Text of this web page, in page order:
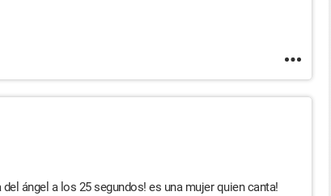
ángel a los 25 segundos! es una mujer quien canta!